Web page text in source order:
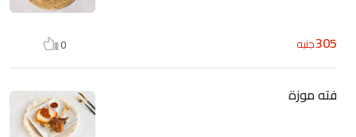
305جنيه 0
فته موزة